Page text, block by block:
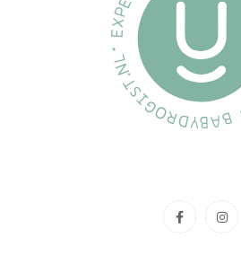
cacaoboter moeiteloos opgenomen –
in het modern toepassen van deze